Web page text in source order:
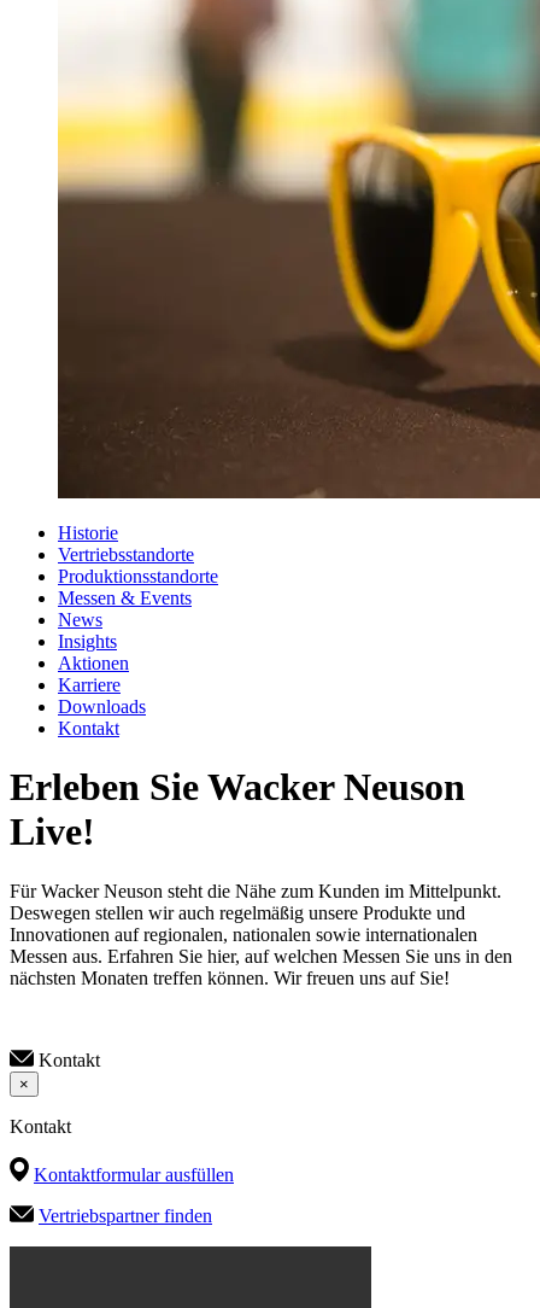
Historie
Vertriebsstandorte
Produktionsstandorte
Messen & Events
News
Insights
Aktionen
Karriere
Downloads
Kontakt
Erleben Sie Wacker Neuson
Live!
Für Wacker Neuson steht die Nähe zum Kunden im Mittelpunkt.
Deswegen stellen wir auch regelmäßig unsere Produkte und
Innovationen auf regionalen, nationalen sowie internationalen
Messen aus. Erfahren Sie hier, auf welchen Messen Sie uns in den
nächsten Monaten treffen können. Wir freuen uns auf Sie!
Kontakt
×
Kontakt
Kontaktformular ausfüllen
Vertriebspartner finden